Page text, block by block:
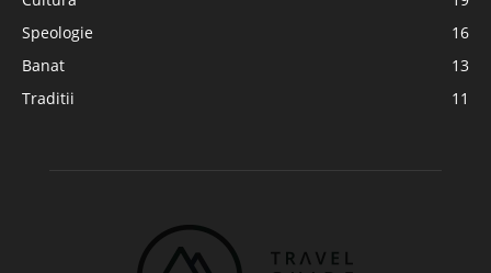
Speologie
16
Banat
13
Traditii
11